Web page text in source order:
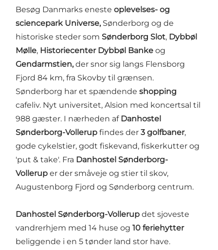
Besøg Danmarks eneste oplevelses- og
sciencepark Universe, Sønderborg og de
historiske steder som Sønderborg Slot, Dybbøl
Mølle, Historiecenter Dybbøl Banke og
Gendarmstien, der snor sig langs Flensborg
Fjord 84 km, fra Skovby til grænsen.
Sønderborg har et spændende shopping
cafeliv. Nyt universitet, Alsion med koncertsal til
988 gæster. I nærheden af Danhostel
Sønderborg-Vollerup findes der 3 golfbaner,
gode cykelstier, godt fiskevand, fiskerkutter og
'put & take'. Fra Danhostel Sønderborg-
Vollerup er der småveje og stier til skov,
Augustenborg Fjord og Sønderborg centrum.
Danhostel Sønderborg-Vollerup det sjoveste
vandrerhjem med 14 huse og 10 feriehytter
beliggende i en 5 tønder land stor have.